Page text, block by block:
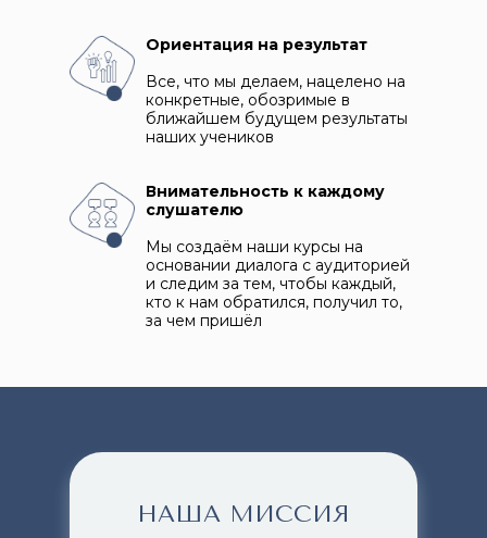
Ориентация на результат
Все, что мы делаем, нацелено на
конкретные, обозримые в
ближайшем будущем результаты
наших учеников
Внимательность к каждому
слушателю
Мы создаём наши курсы на
основании диалога с аудиторией
и следим за тем, чтобы каждый,
кто к нам обратился, получил то,
за чем пришёл
НАША МИССИЯ